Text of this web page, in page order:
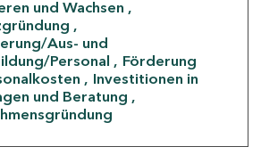
und Wachsen
Aus- und
Personal
Förderung
Investitionen in
und Beratung